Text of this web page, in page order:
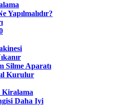
Yapılmalıdır?
Silme Aparatı
Kurulur
Kiralama
Daha Iyi